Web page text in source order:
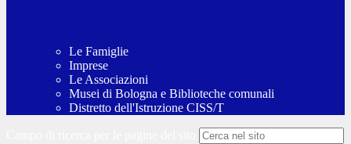
Le Famiglie
Imprese
Le Associazioni
Musei di Bologna e Biblioteche comunali
Distretto dell'Istruzione CISS/T